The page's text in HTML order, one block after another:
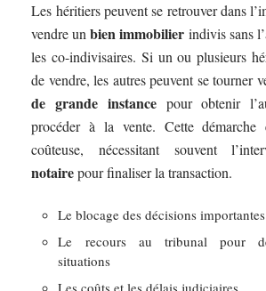
Les héritiers peuvent se retrouver dans
vendre unbien immobilier indivis sans
les co-indivisaires. Si un ou plusieurs
de vendre, les autres peuvent se tourner
de grande instancepour obtenir
procéder à la vente. Cette démarche
coûteuse, nécessitant souvent
notairepour finaliser la transaction.
Le blocage des décisions importantes
Le recours au tribunal pour
situations
Les coûts et les délais judiciaires